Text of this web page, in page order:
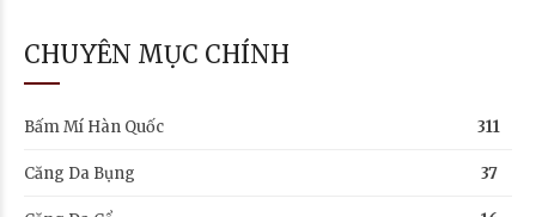
CHUYÊN MỤC CHÍNH
Bấm Mí Hàn Quốc 311
Căng Da Bụng 37